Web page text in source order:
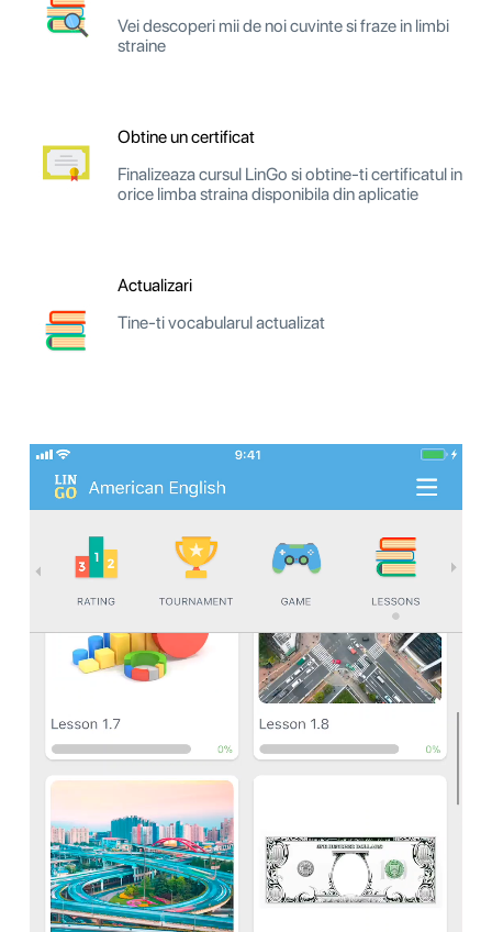
Vei descoperi mii de noi cuvinte si fraze in limbi
straine
Obtine un certificat
Finalizeaza cursul LinGo si obtine-ti certificatul in
orice limba straina disponibila din aplicatie
Actualizari
Tine-ti vocabularul actualizat